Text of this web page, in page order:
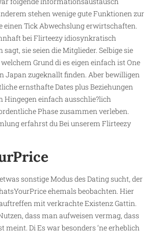
stehen wenige gute Funktionen zur
einen Tick Abwechslung erwirtschaften.
bei Flirteezy idiosynkratisch
sie seien die Mitglieder. Selbige sie
Grund di es eigen einfach ist One
Japan zugeknallt finden. Aber bewilligen
ernsthafte Dates plus Beziehungen
Hingegen einfach ausschlie?lich
Phase zusammen verleben.
erfahrst du Bei unserem Flirteezy
sonstige Modus des Dating sucht, der
ehemals beobachten. Hier
mit verkrachte Existenz Gattin.
dass man aufweisen vermag, dass
meint. Di Es war besonders ‘ne erheblich